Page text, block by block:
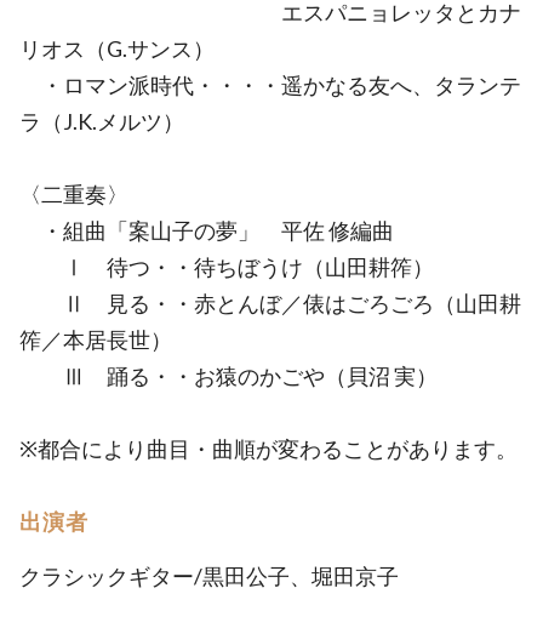
エスパニョレッタとカナ
リオス（G.サンス）
・ロマン派時代・・・・遥かなる友へ、タランテ
ラ（J.K.メルツ）
〈二重奏〉
・組曲「案山子の夢」 平佐 修編曲
Ⅰ 待つ・・待ちぼうけ（山田耕筰）
Ⅱ 見る・・赤とんぼ／俵はごろごろ（山田耕
筰／本居長世）
Ⅲ 踊る・・お猿のかごや（貝沼 実）
※都合により曲目・曲順が変わることがあります。
出演者
クラシックギター/黒田公子、堀田京子